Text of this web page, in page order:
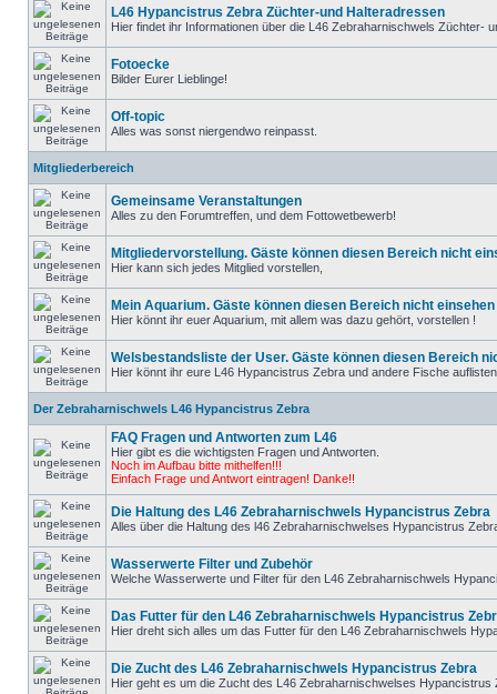
L46 Hypancistrus Zebra Züchter-und Halteradressen
Hier findet ihr Informationen über die L46 Zebraharnischwels Züchter-
Fotoecke
Bilder Eurer Lieblinge!
Off-topic
Alles was sonst niergendwo reinpasst.
Mitgliederbereich
Gemeinsame Veranstaltungen
Alles zu den Forumtreffen, und dem Fottowetbewerb!
Mitgliedervorstellung. Gäste können diesen Bereich nicht
Hier kann sich jedes Mitglied vorstellen,
Mein Aquarium. Gäste können diesen Bereich nicht einsehen
Hier könnt ihr euer Aquarium, mit allem was dazu gehört, vorstellen !
Welsbestandsliste der User. Gäste können diesen Bereich
Hier könnt ihr eure L46 Hypancistrus Zebra und andere Fische
Der Zebraharnischwels L46 Hypancistrus Zebra
FAQ Fragen und Antworten zum L46
Hier gibt es die wichtigsten Fragen und Antworten.
Noch im Aufbau bitte mithelfen!!!
Einfach Frage und Antwort eintragen! Danke!!
Die Haltung des L46 Zebraharnischwels Hypancistrus Zebra
Alles über die Haltung des l46 Zebraharnischwelses Hypancistrus
Wasserwerte Filter und Zubehör
Welche Wasserwerte und Filter für den L46 Zebraharnischwels
Das Futter für den L46 Zebraharnischwels Hypancistrus
Hier dreht sich alles um das Futter für den L46 Zebraharnischwels
Die Zucht des L46 Zebraharnischwels Hypancistrus Zebra
Hier geht es um die Zucht des L46 Zebraharnischwelses Hypancistrus